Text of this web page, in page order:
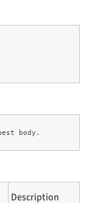
Description